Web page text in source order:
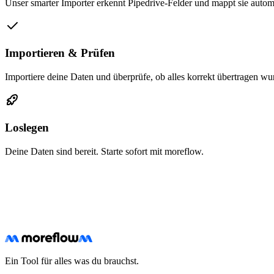
Unser smarter Importer erkennt Pipedrive-Felder und mappt sie
Importieren & Prüfen
Importiere deine Daten und überprüfe, ob alles korrekt übertragen
Loslegen
Deine Daten sind bereit. Starte sofort mit moreflow.
Kostenlos testen
Ein Tool für alles was du brauchst.